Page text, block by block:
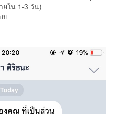
ยใน 1-3 วัน)
บ